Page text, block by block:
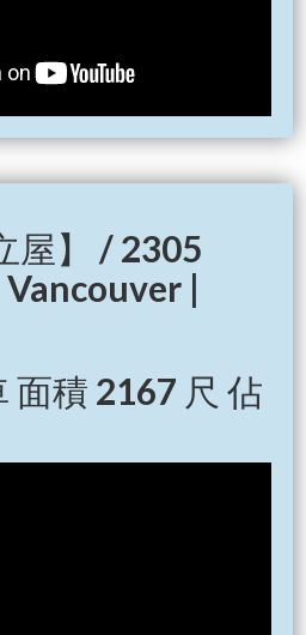
屋】 / 2305
Vancouver |
面積 2167 尺 佔